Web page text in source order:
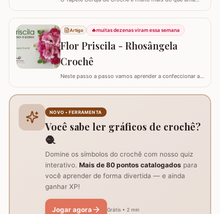
sabedoria com a delicadeza do feito à mão. Embora a
coruja real consiga girar o pescoço em 270°, a nossa
versão em crochê é ainda mais versátil: podemos criá-
la em todas as cores e estilos,…
Artigo 🔥muitas dezenas viram essa semana
Flor Priscila - Rhosângela
Crochê
Neste passo a passo vamos aprender a confeccionar a
conhecer, curtir e adquirir os trabalhos desta artesã
deixem de se inscrever em seu canal no YouTube –&gt;
NOVO • FERRAMENTA
Você sabe ler gráficos de crochê?
🧶
Domine os símbolos do crochê com nosso quiz
interativo. Mais de 80 pontos catalogados para
você aprender de forma divertida — e ainda
ganhar XP!
Jogar agora Grátis • 2 min